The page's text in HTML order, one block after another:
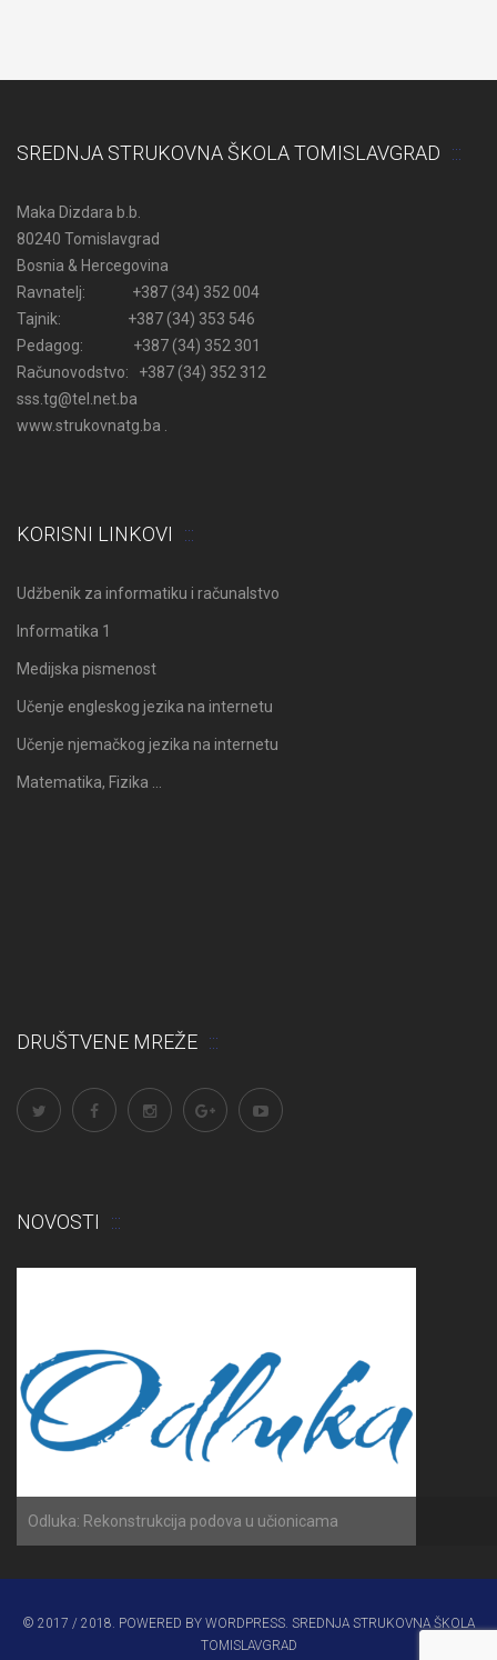
SREDNJA STRUKOVNA ŠKOLA TOMISLAVGRAD
Maka Dizdara b.b.
80240 Tomislavgrad
Bosnia & Hercegovina
Ravnatelj: +387 (34) 352 004
Tajnik: +387 (34) 353 546
Pedagog: +387 (34) 352 301
Računovodstvo: +387 (34) 352 312
sss.tg@tel.net.ba
www.strukovnatg.ba .
KORISNI LINKOVI
Udžbenik za informatiku i računalstvo
Informatika 1
Medijska pismenost
Učenje engleskog jezika na internetu
Učenje njemačkog jezika na internetu
Matematika, Fizika …
DRUŠTVENE MREŽE
NOVOSTI
Odluka: Rekonstrukcija podova u učionicama
© 2017 / 2018. POWERED BY WORDPRESS. SREDNJA STRUKOVNA ŠKOLA
TOMISLAVGRAD